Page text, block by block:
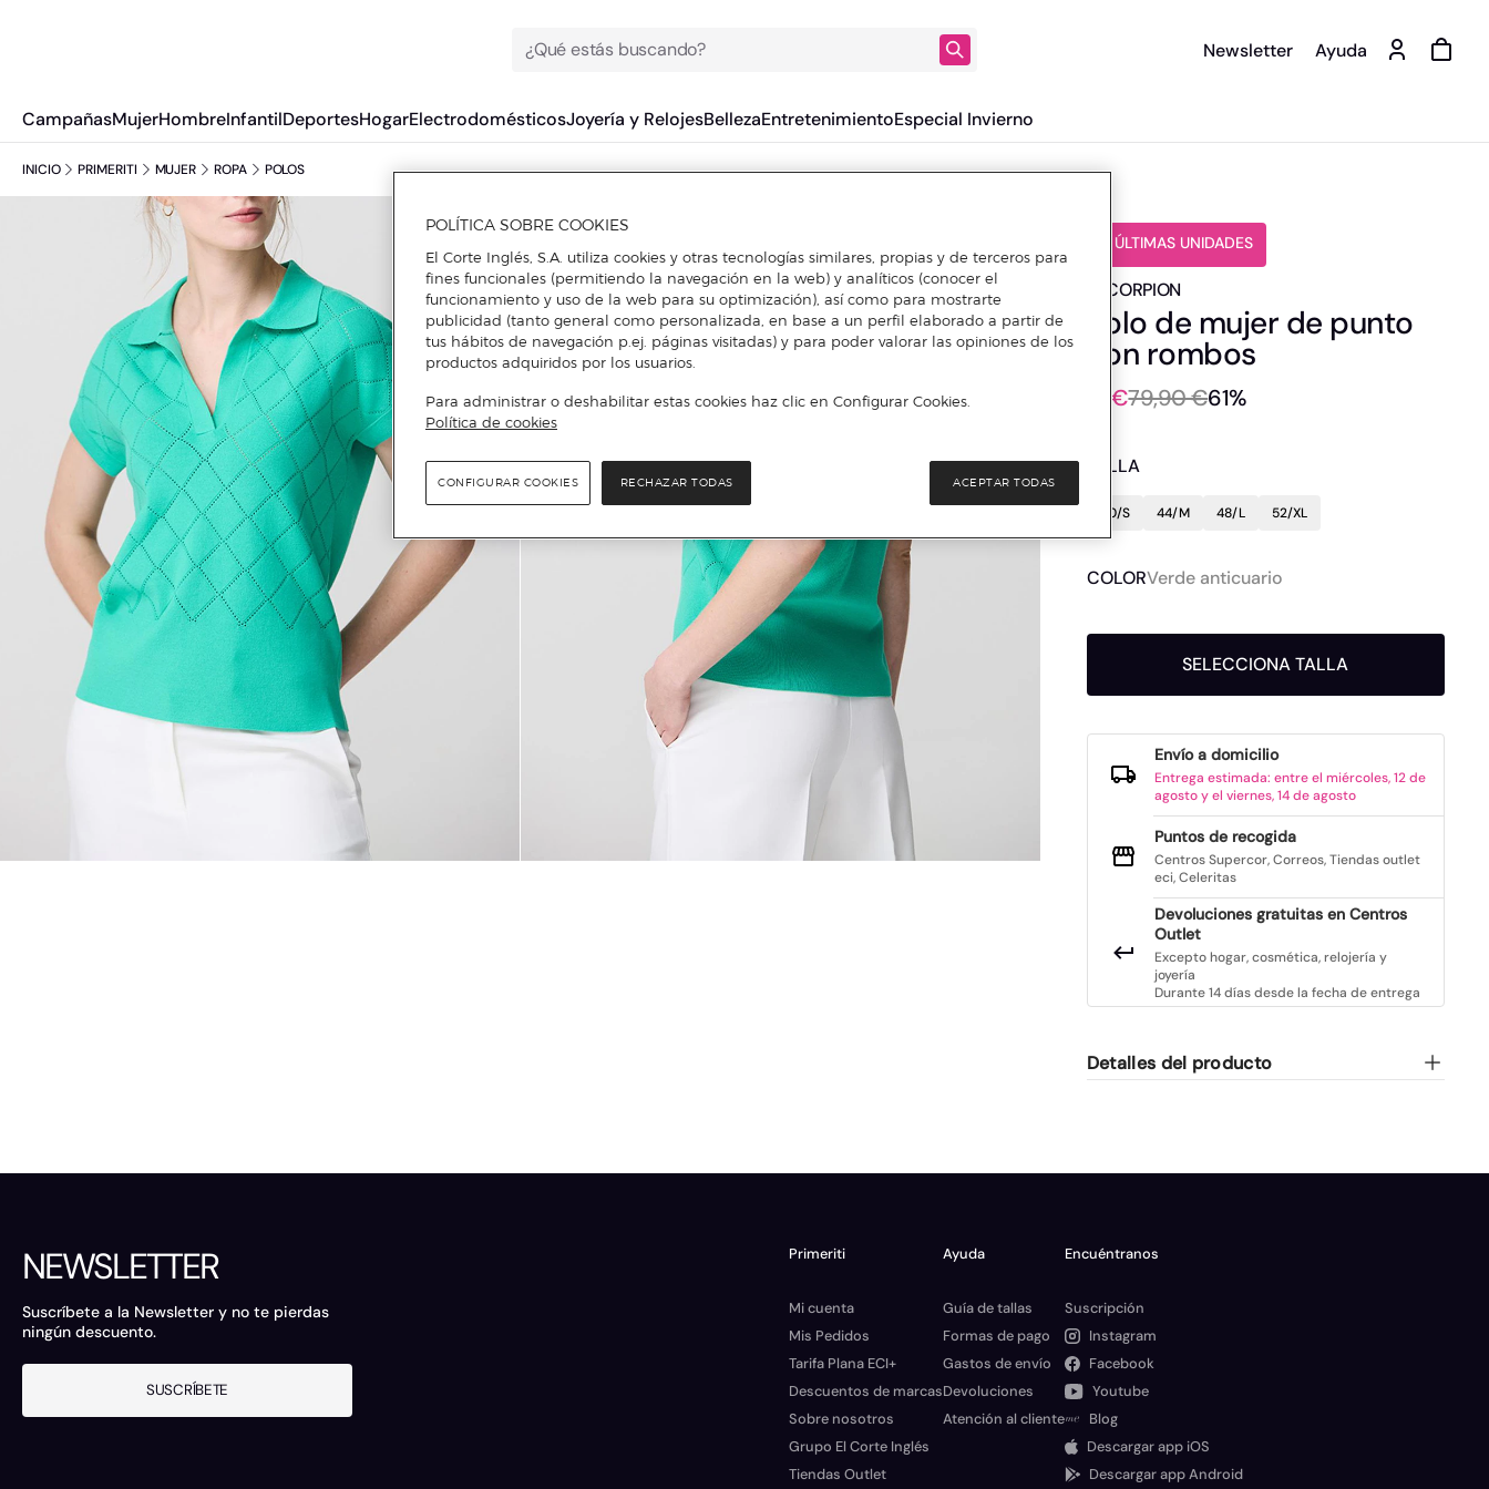
¿Qué estás buscando? Newsletter Ayuda
CampañasMujerHombreInfantilDeportesHogarElectrodomésticosJoyería y RelojesBellezaEntretenimientoEspecial Invierno
INICIO PRIMERITI MUJER ROPA POLOS
️⚡ ÚLTIMAS UNIDADES
ESCORPION
Polo de mujer de punto
con rombos
31 €79,90 €61%
TALLA
40/S 44/M 48/L 52/XL
COLORVerde anticuario
SELECCIONA TALLA
Envío a domicilio
Entrega estimada: entre el miércoles, 12 de
agosto y el viernes, 14 de agosto
Puntos de recogida
Centros Supercor, Correos, Tiendas outlet
eci, Celeritas
Devoluciones gratuitas en Centros
Outlet
Excepto hogar, cosmética, relojería y
joyería
Durante 14 días desde la fecha de entrega
Detalles del producto
NEWSLETTER
Suscríbete a la Newsletter y no te pierdas
ningún descuento.
SUSCRÍBETE
Primeriti
Mi cuenta
Mis Pedidos
Tarifa Plana ECI+
Descuentos de marcas
Sobre nosotros
Grupo El Corte Inglés
Tiendas Outlet
Ayuda
Guía de tallas
Formas de pago
Gastos de envío
Devoluciones
Atención al cliente
Encuéntranos
Suscripción
Instagram
Facebook
Youtube
Blog
Descargar app iOS
Descargar app Android
POLÍTICA SOBRE COOKIES
El Corte Inglés, S.A. utiliza cookies y otras tecnologías similares, propias y de terceros para
fines funcionales (permitiendo la navegación en la web) y analíticos (conocer el
funcionamiento y uso de la web para su optimización), así como para mostrarte
publicidad (tanto general como personalizada, en base a un perfil elaborado a partir de
tus hábitos de navegación p.ej. páginas visitadas) y para poder valorar las opiniones de los
productos adquiridos por los usuarios.
Para administrar o deshabilitar estas cookies haz clic en Configurar Cookies.
Política de cookies
RECHAZAR TODAS ACEPTAR TODAS
CONFIGURAR COOKIES